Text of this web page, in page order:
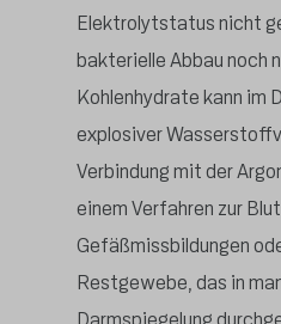
Elektrolytstatus nicht
bakterielle Abbau noch
Kohlenhydrate kann im
explosiver
Verbindung mit der
einem Verfahren zur
Gefäßmissbildungen
Restgewebe, das in